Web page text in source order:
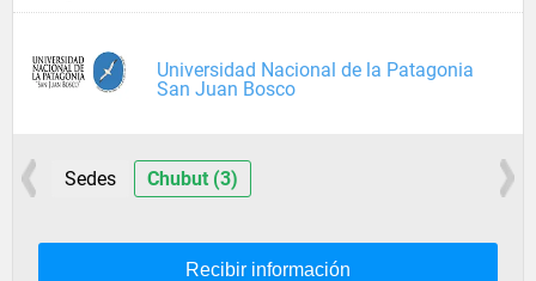
Universidad Nacional de la Patagonia
San Juan Bosco
Sedes Chubut (3)
Recibir información